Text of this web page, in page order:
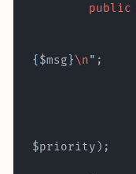
	public
{ $msg}\n" ;
$priority);